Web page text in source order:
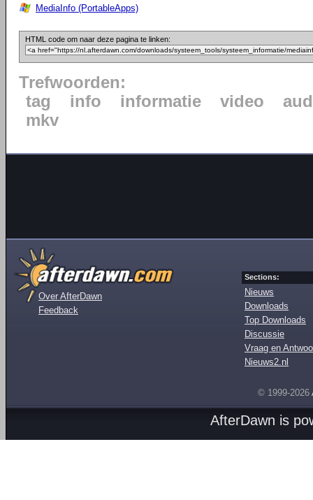
MediaInfo (PortableApps)
HTML code om naar deze pagina te linken:
Trefwoorden:
tag
info informatie video
mkv
Over AfterDawn
Feedback
Sections:
Nieuws
Downloads
Top Downloads
Discussie
Vraag en
Nieuws2.nl
© 1999-2026
AfterDawn is